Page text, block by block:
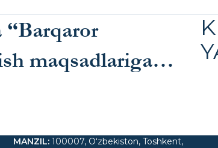
maqsadlariga
kambag‘allikka
MANZIL: 100007, Oʻzbekiston, Toshkent,